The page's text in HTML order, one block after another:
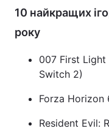
10 найкращих
року
007 First Light
Switch 2)
Forza Horizon
Resident Evil: